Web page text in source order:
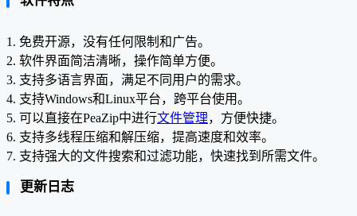
1. 免费开源，没有任何限制和广告。
2. 软件界面简洁清晰，操作简单方便。
3. 支持多语言界面，满足不同用户的需求。
4. 支持Windows和Linux平台，跨平台使用。
5. 可以直接在PeaZip中进行文件管理，方便快捷。
6. 支持多线程压缩和解压缩，提高速度和效率。
7. 支持强大的文件搜索和过滤功能，快速找到所需文件。
更新日志